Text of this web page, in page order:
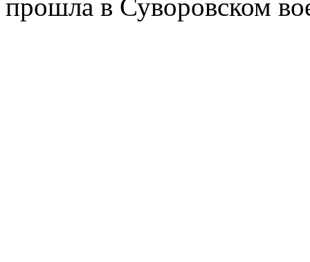
прошла в Суворовском